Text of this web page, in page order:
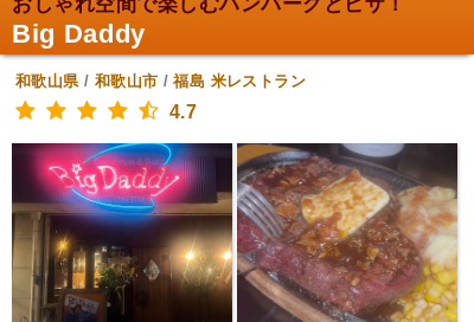
Big Daddy
和歌山県/ 和歌山市 /福島 米レストラン
4.7